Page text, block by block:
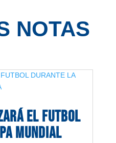
NOTAS
EL FUTBOL
MUNDIAL